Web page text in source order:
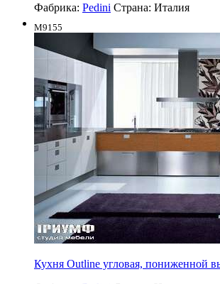
Фабрика: Pedini Страна: Италия
M9155
Кухня Outline угловая, пониженной